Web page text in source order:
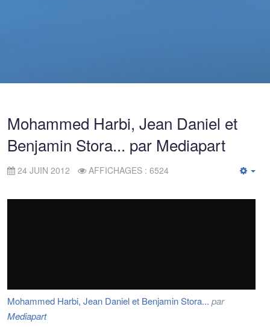
Mohammed Harbi, Jean Daniel et
Benjamin Stora... par Mediapart
24 JUIN 2012
AFFICHAGES : 6524
Mohammed Harbi, Jean Daniel et Benjamin Stora... par
Mediapart